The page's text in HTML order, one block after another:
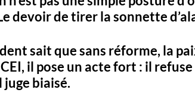
devoir de tirer la sonnette
sait que sans réforme, la
il pose un acte fort : il
biaisé.